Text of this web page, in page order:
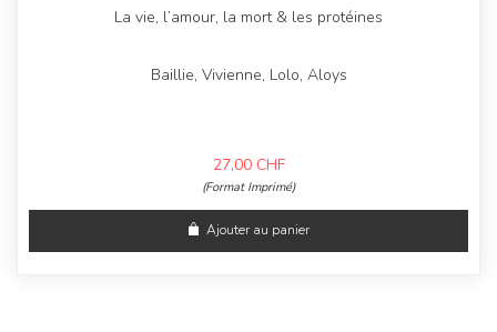
La vie, l’amour, la mort & les protéines
Baillie, Vivienne, Lolo, Aloys
27,00 CHF
(Format Imprimé)
Ajouter au panier